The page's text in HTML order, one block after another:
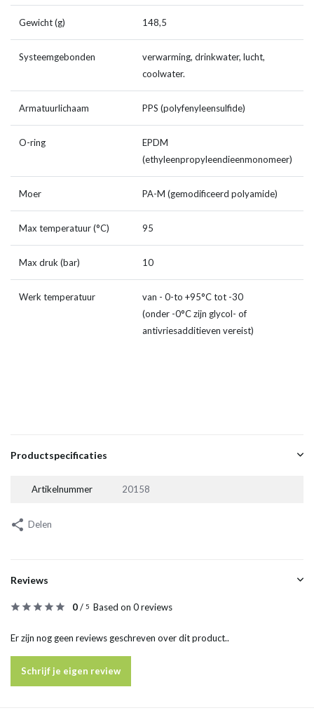
Gewicht (g) 148,5
Systeemgebonden
verwarming, drinkwater, lucht,
coolwater.
Armatuurlichaam PPS (polyfenyleensulfide)
O-ring
EPDM
(ethyleenpropyleendieenmonomeer)
Moer PA-M (gemodificeerd polyamide)
Max temperatuur (°C) 95
Max druk (bar) 10
Werk temperatuur
van - 0-to +95°C tot -30
(onder -0°C zijn glycol- of
antivriesadditieven vereist)
Productspecificaties
Artikelnummer 20158
Delen
Reviews
0/ 5 Based on 0 reviews
Er zijn nog geen reviews geschreven over dit product..
Schrijf je eigen review